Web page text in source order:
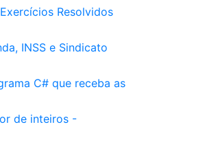
Resolvidos
INSS e Sindicato
C# que receba as
de inteiros -